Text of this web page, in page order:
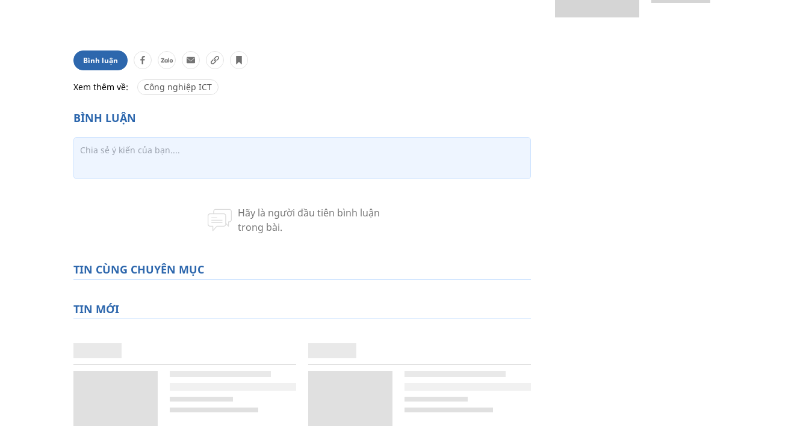
Bình luận
Xem thêm về: Công nghiệp ICT
TIN CÙNG CHUYÊN MỤC
TIN MỚI